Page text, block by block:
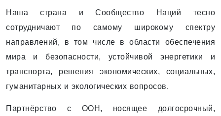
Наша страна и Сообщество Наций тесно
сотрудничают по самому широкому спектру
направлений, в том числе в области обеспечения
мира и безопасности, устойчивой энергетики и
транспорта, решения экономических, социальных,
гуманитарных и экологических вопросов.
Партнёрство с ООН, носящее долгосрочный,